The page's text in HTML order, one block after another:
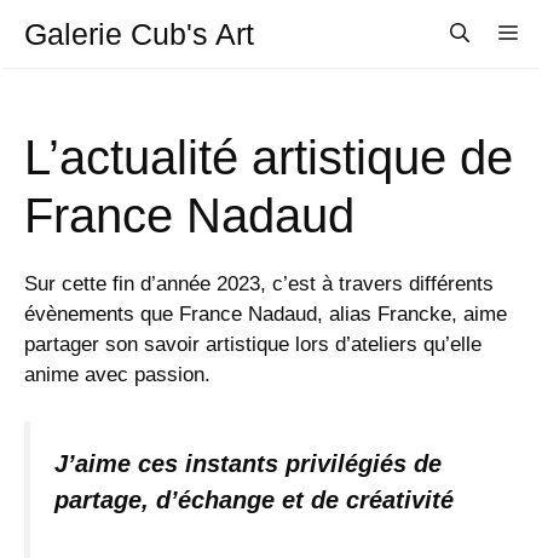
Galerie Cub's Art
L’actualité artistique de
France Nadaud
Sur cette fin d’année 2023, c’est à travers différents
évènements que France Nadaud, alias Francke, aime
partager son savoir artistique lors d’ateliers qu’elle
anime avec passion.
J’aime ces instants privilégiés de
partage, d’échange et de créativité